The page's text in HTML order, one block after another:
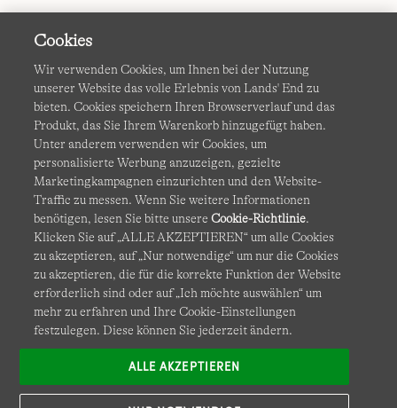
AGB Datenschutz & Sicherheit
Cookies Ich möchte auswählen Barrierefreiheit
Site Map Internationale Websites
Diese Website ist durch reCAPTCHA geschützt. Es gelten die
Datenschutzerklärung undNutzungsbedingungenvon
Google.
Cookies
Wir verwenden Cookies, um Ihnen bei der Nutzung
unserer Website das volle Erlebnis von Lands' End zu
bieten. Cookies speichern Ihren Browserverlauf und das
Produkt, das Sie Ihrem Warenkorb hinzugefügt haben.
Unter anderem verwenden wir Cookies, um
personalisierte Werbung anzuzeigen, gezielte
Marketingkampagnen einzurichten und den Website-
Traffic zu messen. Wenn Sie weitere Informationen
benötigen, lesen Sie bitte unsereCookie-Richtlinie.
Klicken Sie auf „ALLE AKZEPTIEREN“ um alle Cookies
zu akzeptieren, auf „Nur notwendige“ um nur die Cookies
zu akzeptieren, die für die korrekte Funktion der Website
erforderlich sind oder auf „Ich möchte auswählen“ um
mehr zu erfahren und Ihre Cookie-Einstellungen
festzulegen. Diese können Sie jederzeit ändern.
ALLE AKZEPTIEREN